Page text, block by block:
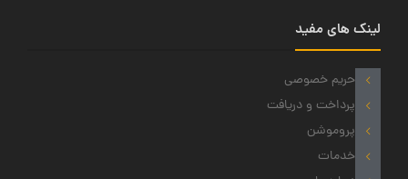
لینک های مفید
حریم خصوصی
پرداخت و دریافت
پروموشن
خدمات